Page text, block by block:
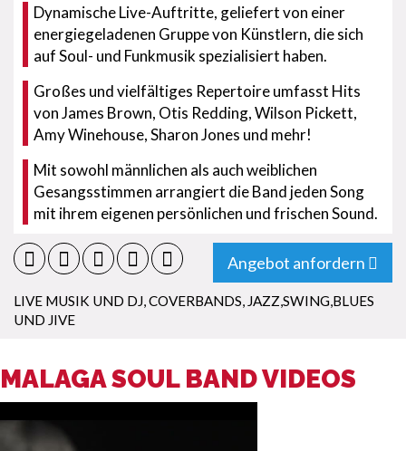
Dynamische Live-Auftritte, geliefert von einer
energiegeladenen Gruppe von Künstlern, die sich
auf Soul- und Funkmusik spezialisiert haben.
Großes und vielfältiges Repertoire umfasst Hits
von James Brown, Otis Redding, Wilson Pickett,
Amy Winehouse, Sharon Jones und mehr!
Mit sowohl männlichen als auch weiblichen
Gesangsstimmen arrangiert die Band jeden Song
mit ihrem eigenen persönlichen und frischen Sound.
Angebot anfordern
LIVE MUSIK UND DJ,COVERBANDS, JAZZ,SWING,BLUES
UND JIVE
MALAGA SOUL BAND VIDEOS